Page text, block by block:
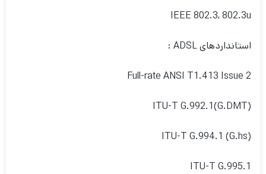
IEEE 802.3, 802.3u
استانداردهای ADSL :
Full-rate ANSI T1.413 Issue 2
ITU-T G.992.1(G.DMT)
ITU-T G.994.1 (G.hs)
ITU-T G.995.1